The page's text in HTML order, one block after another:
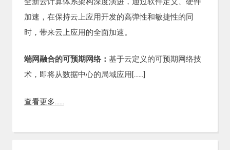
加速，在保持云上应用开发的高弹性和敏捷性的同
时，带来云上应用的全面加速。
端网融合的可预期网络： 基于云定义的可预期网络技
术，即将从数据中心的局域应用[……]
查看更多……